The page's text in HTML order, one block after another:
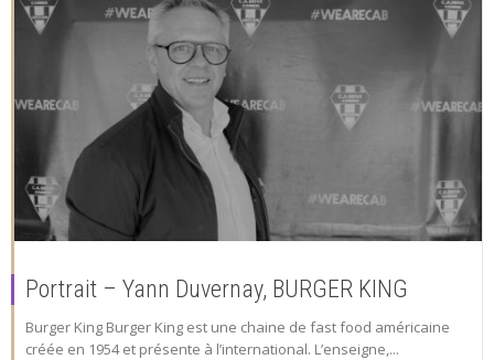
Portrait – Yann Duvernay, BURGER KING
Burger King Burger King est une chaine de fast food américaine
créée en 1954 et présente à l’international. L’enseigne,...